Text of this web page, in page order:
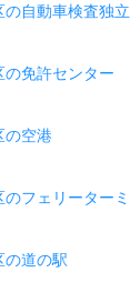
自動車検査独
の免許センター
の空港
のフェリーター
の道の駅